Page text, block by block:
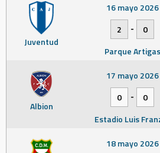
Juventud
16 mayo 2026
2
-
0
Parque Artigas
Albion
17 mayo 2026
0
-
0
Estadio Luis
18 mayo 2026